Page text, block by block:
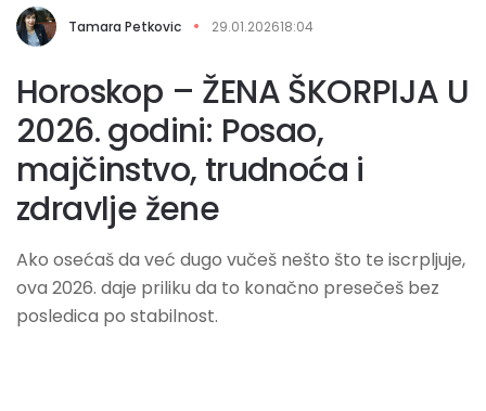
Tamara Petkovic 29.01.202618:04
Horoskop – ŽENA ŠKORPIJA U
2026. godini: Posao,
majčinstvo, trudnoća i
zdravlje žene
Ako osećaš da već dugo vučeš nešto što te iscrpljuje,
ova 2026. daje priliku da to konačno presečeš bez
posledica po stabilnost.